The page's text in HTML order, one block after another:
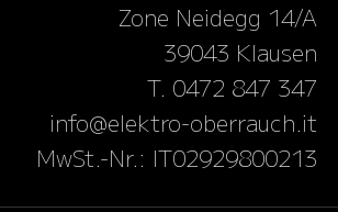
Zone Neidegg 14/A
39043 Klausen
T. 0472 847 347
info@elektro-oberrauch.it
MwSt.-Nr.: IT02929800213